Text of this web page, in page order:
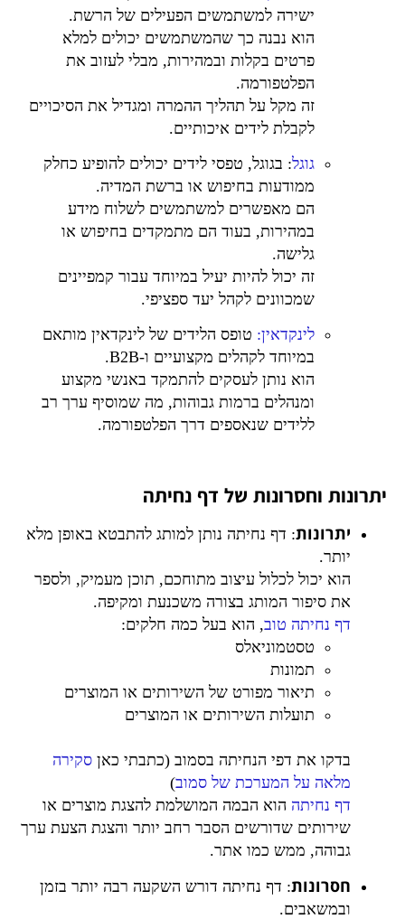
ישירה למשתמשים הפעילים של הרשת.
הוא נבנה כך שהמשתמשים יכולים למלא
פרטים בקלות ובמהירות, מבלי לעזוב את
הפלטפורמה.
זה מקל על תהליך ההמרה ומגדיל את הסיכויים
לקבלת לידים איכותיים.
גוגל: בגוגל, טפסי לידים יכולים להופיע כחלק
ממודעות בחיפוש או ברשת המדיה.
הם מאפשרים למשתמשים לשלוח מידע
במהירות, בעוד הם מתמקדים בחיפוש או
גלישה.
זה יכול להיות יעיל במיוחד עבור קמפיינים
שמכוונים לקהל יעד ספציפי.
לינקדאין: טופס הלידים של לינקדאין מותאם
במיוחד לקהלים מקצועיים ו-B2B.
הוא נותן לעסקים להתמקד באנשי מקצוע
ומנהלים ברמות גבוהות, מה שמוסיף ערך רב
ללידים שנאספים דרך הפלטפורמה.
יתרונות וחסרונות של דף נחיתה
יתרונות: דף נחיתה נותן למותג להתבטא באופן מלא
יותר.
הוא יכול לכלול עיצוב מתוחכם, תוכן מעמיק, ולספר
את סיפור המותג בצורה משכנעת ומקיפה.
דף נחיתה טוב, הוא בעל כמה חלקים:
טסטמוניאלס
תמונות
תיאור מפורט של השירותים או המוצרים
תועלות השירותים או המוצרים
בדקו את דפי הנחיתה בסמוב (כתבתי כאן סקירה
מלאה על המערכת של סמוב)
דף נחיתה הוא הבמה המושלמת להצגת מוצרים או
שירותים שדורשים הסבר רחב יותר והצגת הצעת ערך
גבוהה, ממש כמו אתר.
חסרונות: דף נחיתה דורש השקעה רבה יותר בזמן
ובמשאבים.